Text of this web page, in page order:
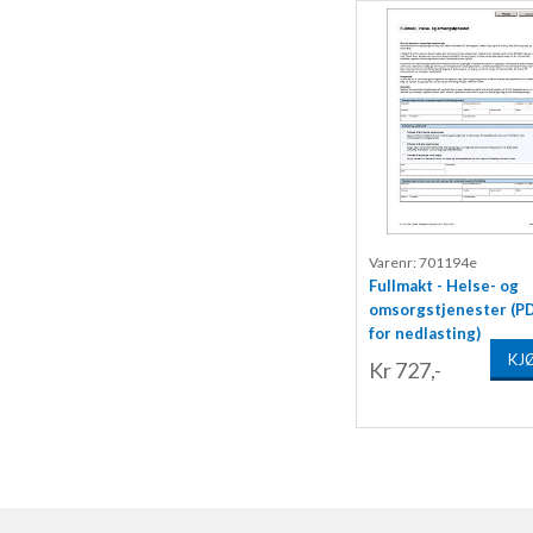
Varenr: 701194e
Fullmakt - Helse- og
omsorgstjenester
for nedlasting)
Kr 727,-